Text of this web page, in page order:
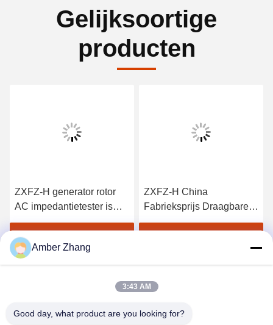
Gelijksoortige
producten
ZXFZ-H generator rotor
AC impedantietester is
een speciaal instrument
om te beoordelen of de
generator rotor winding is
kort
ZXFZ-H China
Fabrieksprijs Draagbare
600V 120A High-precision
Amber Zhang
3:43 AM
Good day, what product are you looking for?